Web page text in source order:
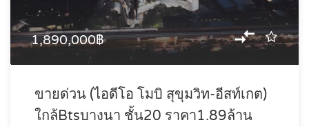
1,890,000฿
ขายด่วน (ไอดีโอ โมบิ สุขุมวิท-อีสท์เกต)
ใกล้Btsบางนา ชั้น20 ราคา1.89ล้าน